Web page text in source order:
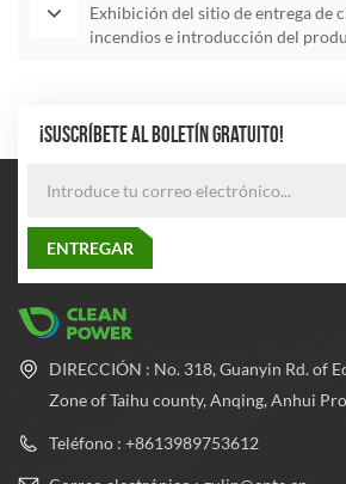
Exhibición del sitio de entrega de
incendios e introducción del
¡SUSCRÍBETE AL BOLETÍN GRATUITO!
DIRECCIÓN : No. 318, Guanyin Rd. of
Zone of Taihu county, Anqing, Anhui
Teléfono : +8613989753612